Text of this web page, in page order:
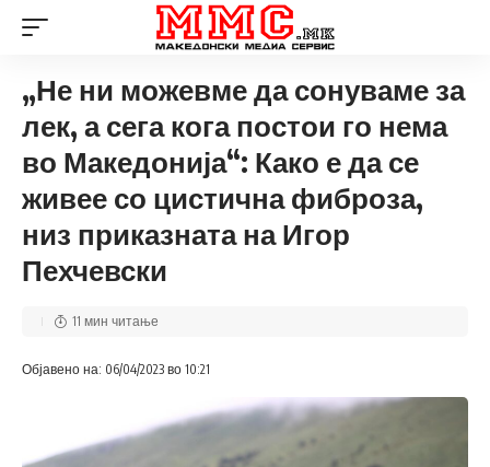
„Не ни можевме да сонуваме за
лек, а сега кога постои го нема
во Македонија“: Како е да се
живее со цистична фиброза,
низ приказната на Игор
Пехчевски
Објавено на: 06/04/2023 во 10:21
11 мин читање